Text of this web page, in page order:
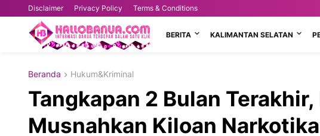
Disclaimer Privacy Policy Terms & Conditions
BERITA KALIMANTAN SELATAN
Beranda Hukum&Kriminal
Tangkapan 2 Bulan
Musnahkan Kiloan Narkotika